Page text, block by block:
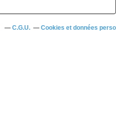
C.G.U. Cookies et données